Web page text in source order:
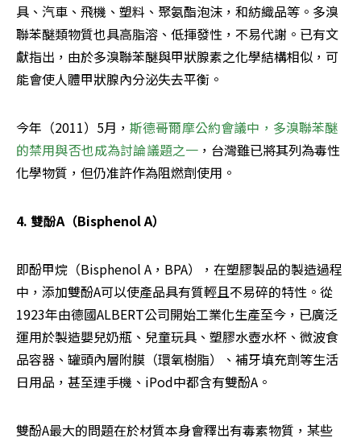
具、汽車、飛機、塑料、聚氨酯泡沫，和紡織品等。多溴
聯苯醚類物質也具高脂溶、低揮發性，不易代謝。已有文
獻指出，由於多溴聯苯醚與甲狀腺素之化學結構相似，可
能會使人體甲狀腺內分泌失去平衡。
今年（2011）5月， 斯德哥爾摩公約會議中，多溴聯苯醚
的禁用與否也成為討論議題之一 ，台灣雖已將其列為毒性
化學物質，但仍准許作為阻燃劑使用。
4. 雙酚A（Bisphenol A）
即酚甲烷（Bisphenol A，BPA），在塑膠製品的製造過程
中，添加雙酚A可以使產品具有質輕且不易碎的特性。從
1923年由德國ALBERT公司開始工業化生產至今，已廣泛
運用於製造嬰兒奶瓶、兒童玩具、塑膠水壺水杯、微波食
品容器、罐頭內層附膜（環氧樹脂）、補牙填充劑等生活
日用品，甚至連手機、iPod中都含有雙酚A。
雙酚A最大的問題在於材質本身會釋出有毒素物質，某些